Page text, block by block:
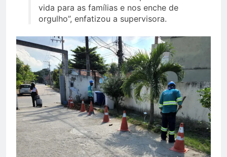
vida para as famílias e nos enche de
orgulho”, enfatizou a supervisora.